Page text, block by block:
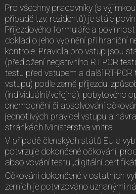
Pro všechny pracovníky (s
případě tzv. rezidentů) je stále
Příjezdového formuláře a
doklad o jeho vyplnění při hraniční
kontrole. Pravidla pro vstup jsou
(předložení negativního RT-PCR
testu před vstupem a další RT-
vstupu) podle země příjezdu,
(individuální/veřejná), pobytového
onemocnění či absolvování
jednotlivých pravidel vstupu a
stránkách Ministerstva vnitra.
V případě členských států EU a
potvrzuje dokončené očkování,
absolvování testu „digitální certifikát
Očkování dokončené v ostatních
zemích je potvrzováno uznanými